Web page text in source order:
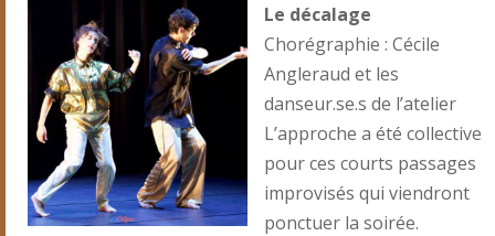
Le décalage
Chorégraphie : Cécile
Angleraud et les
danseur.se.s de l’atelier
L’approche a été collective
pour ces courts passages
improvisés qui viendront
ponctuer la soirée.